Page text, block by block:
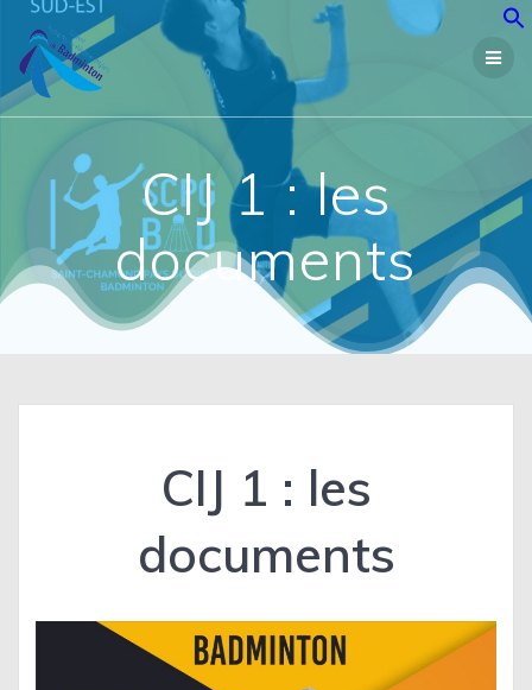
Passer
au
contenu
CIJ 1 : les
documents
CIJ 1 : les
documents